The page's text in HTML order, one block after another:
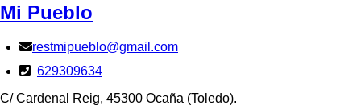
Mi Pueblo
restmipueblo@gmail.com
629309634
C/ Cardenal Reig, 45300 Ocaña (Toledo).